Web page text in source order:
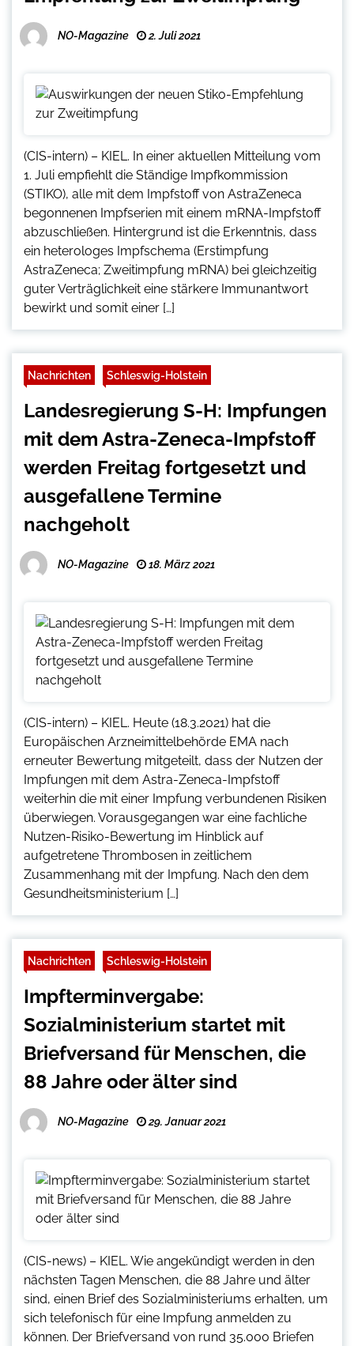
NO-Magazine 2. Juli 2021
(CIS-intern) – KIEL. In einer aktuellen Mitteilung vom
1. Juli empfiehlt die Ständige Impfkommission
(STIKO), alle mit dem Impfstoff von AstraZeneca
begonnenen Impfserien mit einem mRNA-Impfstoff
abzuschließen. Hintergrund ist die Erkenntnis, dass
ein heterologes Impfschema (Erstimpfung
AstraZeneca; Zweitimpfung mRNA) bei gleichzeitig
guter Verträglichkeit eine stärkere Immunantwort
bewirkt und somit einer […]
Nachrichten Schleswig-Holstein
Landesregierung S-H: Impfungen
mit dem Astra-Zeneca-Impfstoff
werden Freitag fortgesetzt und
ausgefallene Termine
nachgeholt
NO-Magazine 18. März 2021
(CIS-intern) – KIEL. Heute (18.3.2021) hat die
Europäischen Arzneimittelbehörde EMA nach
erneuter Bewertung mitgeteilt, dass der Nutzen der
Impfungen mit dem Astra-Zeneca-Impfstoff
weiterhin die mit einer Impfung verbundenen Risiken
überwiegen. Vorausgegangen war eine fachliche
Nutzen-Risiko-Bewertung im Hinblick auf
aufgetretene Thrombosen in zeitlichem
Zusammenhang mit der Impfung. Nach den dem
Gesundheitsministerium […]
Nachrichten Schleswig-Holstein
Impfterminvergabe:
Sozialministerium startet mit
Briefversand für Menschen, die
88 Jahre oder älter sind
NO-Magazine 29. Januar 2021
(CIS-news) – KIEL. Wie angekündigt werden in den
nächsten Tagen Menschen, die 88 Jahre und älter
sind, einen Brief des Sozialministeriums erhalten, um
sich telefonisch für eine Impfung anmelden zu
können. Der Briefversand von rund 35.000 Briefen